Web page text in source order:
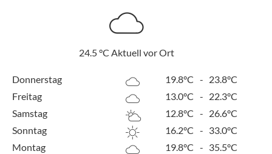
24.5°C Aktuell vor Ort
Donnerstag 19.8°C - 23.8°C
Freitag
13.0°C - 22.3°C
Samstag
12.8°C - 26.6°C
Sonntag
16.2°C - 33.0°C
Montag
19.8°C - 35.5°C